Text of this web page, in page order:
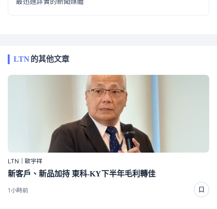
LTN的其他文章
LTN｜歐宇祥
新客戶、新品加持 東科-KY下半年毛利轉佳
1小時前